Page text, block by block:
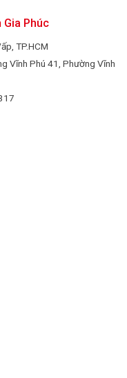
Gia Phúc
TP.HCM
Vĩnh Phú 41, Phường Vĩnh